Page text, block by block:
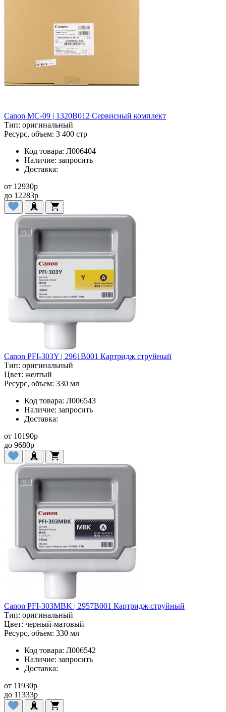
Canon MC-09 | 1320B012 Сервисный комплект
Тип: оригинальный
Ресурс, объем: 3 400 стр
Код товара: Л006404
Наличие: запросить
Доставка:
от 12930p
до 12283p
Canon PFI-303Y | 2961B001 Картридж струйный
Тип: оригинальный
Цвет: желтый
Ресурс, объем: 330 мл
Код товара: Л006543
Наличие: запросить
Доставка:
от 10190p
до 9680p
Canon PFI-303MBK | 2957B001 Картридж струйный
Тип: оригинальный
Цвет: черный-матовый
Ресурс, объем: 330 мл
Код товара: Л006542
Наличие: запросить
Доставка:
от 11930p
до 11333p